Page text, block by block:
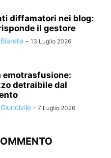
diffamatori nei blog:
il gestore
- 13 Luglio 2026
emotrasfusione:
detraibile dal
- 7 Luglio 2026